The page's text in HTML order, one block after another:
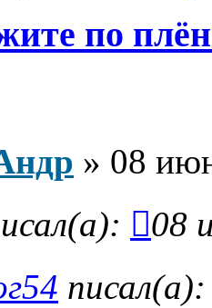
по
» 08
08